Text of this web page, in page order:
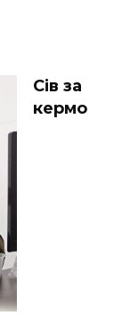
Сів за
кермо